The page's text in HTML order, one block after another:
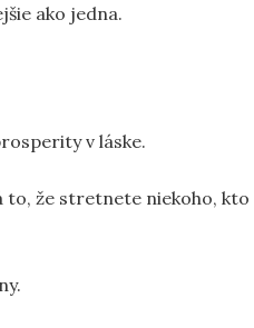
ako jedna.
v láske.
to, že stretnete niekoho, kto